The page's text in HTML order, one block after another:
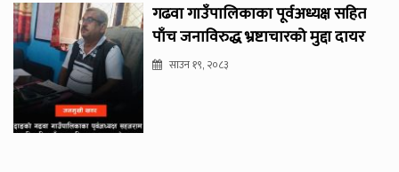
गढवा गाउँपालिकाका पूर्वअध्यक्ष सहित
पाँच जनाविरुद्ध भ्रष्टाचारको मुद्दा दायर
साउन १९, २०८३